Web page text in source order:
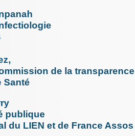
de la transparence
Santé
publique
du LIEN et de France